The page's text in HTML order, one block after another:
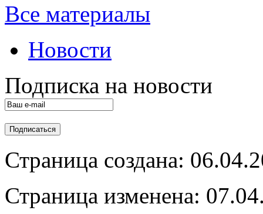
Все материалы
Новости
Подписка на новости
Страница создана:
Страница изменена: